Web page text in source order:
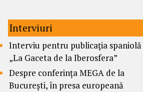
Interviuri
Interviu pentru publicația spaniolă
„La Gaceta de la Iberosfera”
Despre conferința MEGA de la
București, în presa europeană